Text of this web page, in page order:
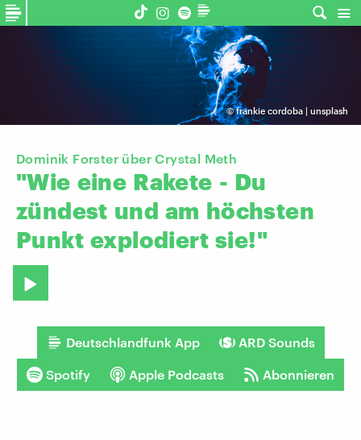
©frankie cordoba | unsplash
Dominik Forster über Crystal Meth
"Wie eine Rakete - Du
zündest und am höchsten
Punkt explodiert sie!"
Deutschlandfunk App ARD Sounds
Spotify Apple Podcasts Abonnieren